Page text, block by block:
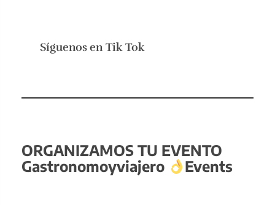
Síguenos en Tik Tok
ORGANIZAMOS TU EVENTO
Gastronomoyviajero
Events